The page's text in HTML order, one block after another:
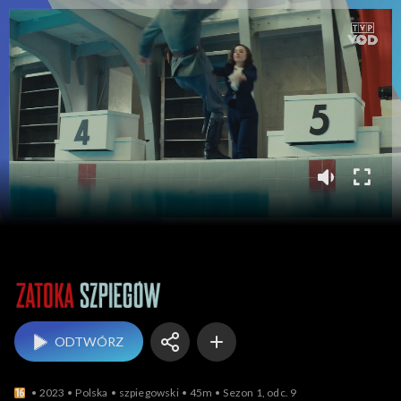
Zatoka szpiegów
ODTWÓRZ
2023 Polska szpiegowski 45m Sezon 1, odc. 9